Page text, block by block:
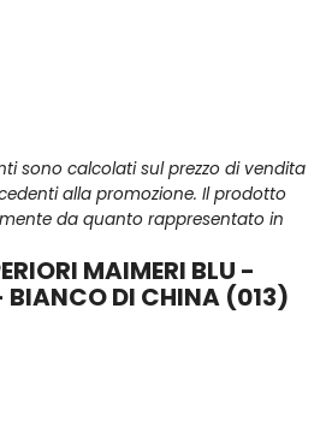
sono calcolati sul prezzo di vendita
alla promozione. Il prodotto
da quanto rappresentato in
MAIMERI BLU -
BIANCO DI CHINA (013)